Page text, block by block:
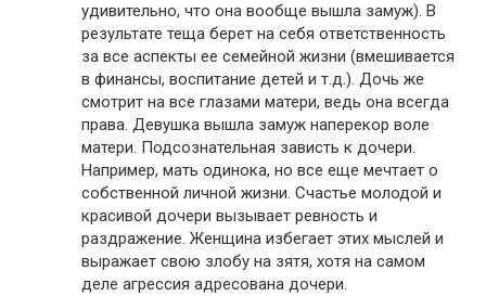
удивительно, что она вообще вышла замуж). В
результате теща берет на себя ответственность
за все аспекты ее семейной жизни (вмешивается
в финансы, воспитание детей и т.д.). Дочь же
смотрит на все глазами матери, ведь она всегда
права. Девушка вышла замуж наперекор воле
матери. Подсознательная зависть к дочери.
Например, мать одинока, но все еще мечтает о
собственной личной жизни. Счастье молодой и
красивой дочери вызывает ревность и
раздражение. Женщина избегает этих мыслей и
выражает свою злобу на зятя, хотя на самом
деле агрессия адресована дочери.